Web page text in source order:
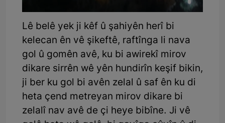
Lê belê yek ji kêf û şahiyên herî bi
kelecan ên vê şikeftê, raftînga li nava
gol û gomên avê, ku bi awirekî mirov
dikare sirrên wê yên hundirîn keşif bikin,
ji ber ku gol bi avên zelal û saf ên ku di
heta çend metreyan mirov dikare bi
zelalî nav avê de çi heye bibîne. Ji vê